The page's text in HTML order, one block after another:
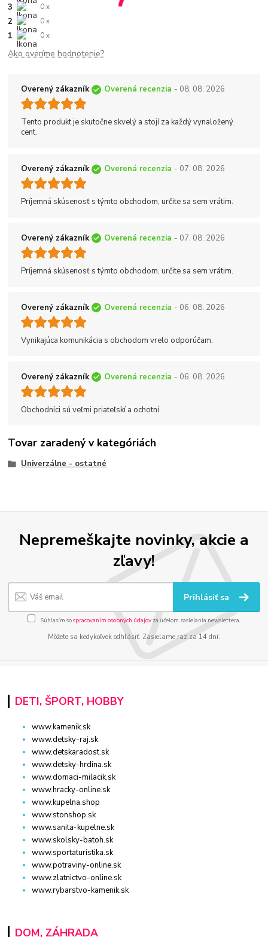
3 0 x
2 0 x
1 0 x
Ako overíme hodnotenie?
Overený zákazník Overená recenzia - 08. 08. 2026
Tento produkt je skutočne skvelý a stojí za každý vynaložený
cent.
Overený zákazník Overená recenzia - 07. 08. 2026
Príjemná skúsenosť s týmto obchodom, určite sa sem vrátim.
Overený zákazník Overená recenzia - 07. 08. 2026
Príjemná skúsenosť s týmto obchodom, určite sa sem vrátim.
Overený zákazník Overená recenzia - 06. 08. 2026
Vynikajúca komunikácia s obchodom vrelo odporúčam.
Overený zákazník Overená recenzia - 06. 08. 2026
Obchodníci sú veľmi priateľskí a ochotní.
Tovar zaradený v kategóriách
Univerzálne - ostatné
Nepremeškajte novinky, akcie a
zľavy!
Prihlásiť sa
Súhlasím sospracovaním osobných údajov za účelom zasielania newslettera.
Môžete sa kedykoľvek odhlásiť. Zasielame raz za 14 dní.
DETI, ŠPORT, HOBBY
www.kamenik.sk
www.detsky-raj.sk
www.detskaradost.sk
www.detsky-hrdina.sk
www.domaci-milacik.sk
www.hracky-online.sk
www.kupelna.shop
www.stonshop.sk
www.sanita-kupelne.sk
www.skolsky-batoh.sk
www.sportaturistika.sk
www.potraviny-online.sk
www.zlatnictvo-online.sk
www.rybarstvo-kamenik.sk
DOM, ZÁHRADA